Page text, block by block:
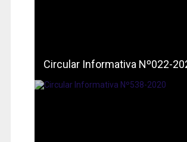
Circular Informativa Nº022-